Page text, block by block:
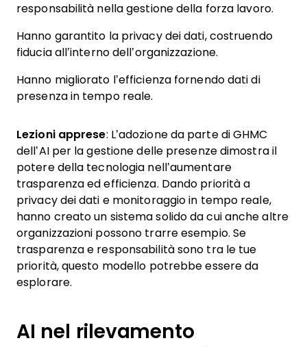
responsabilità nella gestione della forza lavoro.
Hanno garantito la privacy dei dati, costruendo
fiducia all’interno dell’organizzazione.
Hanno migliorato l’efficienza fornendo dati di
presenza in tempo reale.
Lezioni apprese: L’adozione da parte di GHMC
dell’AI per la gestione delle presenze dimostra il
potere della tecnologia nell’aumentare
trasparenza ed efficienza. Dando priorità a
privacy dei dati e monitoraggio in tempo reale,
hanno creato un sistema solido da cui anche altre
organizzazioni possono trarre esempio. Se
trasparenza e responsabilità sono tra le tue
priorità, questo modello potrebbe essere da
esplorare.
AI nel rilevamento